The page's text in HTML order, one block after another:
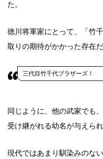
た。
徳川将軍家にとって、「竹
取りの期待がかかった存在だ
三代目竹千代ブラザーズ！
同じように、他の武家でも
受け継がれる幼名が与えら
現代ではあまり馴染みのな